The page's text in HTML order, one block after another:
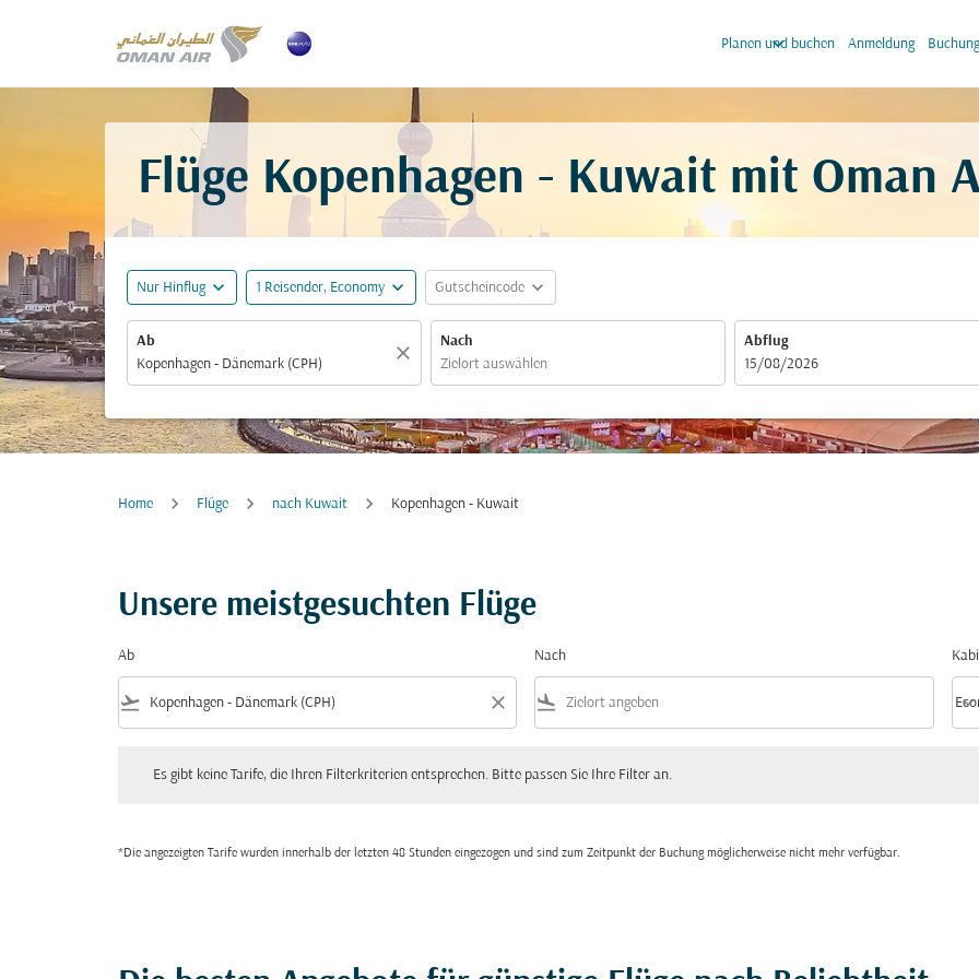
Planen und buchen
keyboard_arrow_down Anmeldung
Flüge Kopenhagen - Kuwait mit Oman
Nur Hinflug expand_more 1 Reisender, Economy expand_more Gutscheincode expand_more
Ab
close
Nach
Abflug
fc-booking-departure-date-aria-label
15/08/2026
Home Flüge nach Kuwait Kopenhagen - Kuwait
Unsere meistgesuchten Flüge
Ab
flight_takeoff close
Nach
flight_land keyboard_arrow_down
Es gibt keine Tarife, die Ihren Filterkriterien entsprechen. Bitte passen Sie Ihre Filter an.
*Die angezeigten Tarife wurden innerhalb der letzten 48 Stunden eingezogen und sind zum Zeitpunkt der Buchung möglicherweise nicht mehr verfügbar.